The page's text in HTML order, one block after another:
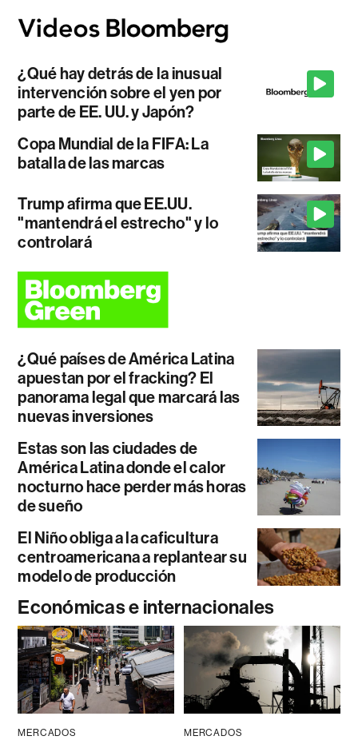
¿Qué hay detrás de la inusual
intervención sobre el yen por
parte de EE. UU. y Japón?
Copa Mundial de la FIFA: La
batalla de las marcas
Trump afirma que EE.UU.
"mantendrá el estrecho" y lo
controlará
¿Qué países de América Latina
apuestan por el fracking? El
panorama legal que marcará las
nuevas inversiones
Estas son las ciudades de
América Latina donde el calor
nocturno hace perder más horas
de sueño
El Niño obliga a la caficultura
centroamericana a replantear su
modelo de producción
Económicas e internacionales
MERCADOS MERCADOS